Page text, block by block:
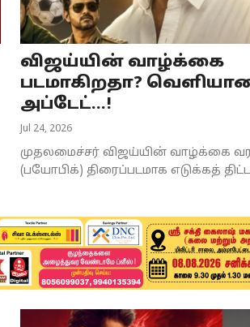
விஜய்யின் வாழ்க்கை
படமாகிறதா? வெளியான
அப்டேட்...!
Jul 24, 2026
முதலமைச்சர் விஜய்யின் வாழ்க்கை
(பயோபிக்) திரைப்படமாக எடுக்கத்